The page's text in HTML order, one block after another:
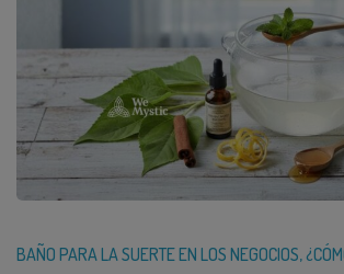
BAÑO PARA LA SUERTE EN LOS NEGOCIOS,